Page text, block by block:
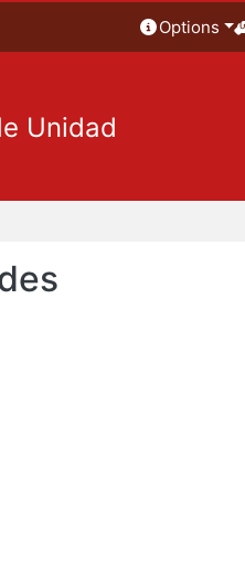
Options
Unidad